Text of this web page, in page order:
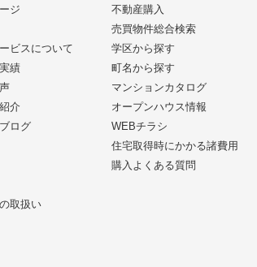
ジ
ビスについて
績
介
ログ
取扱い
不動産購入
売買物件総合検索
学区から探す
町名から探す
マンションカタログ
オープンハウス情報
WEBチラシ
住宅取得時にかかる諸費用
購入よくある質問